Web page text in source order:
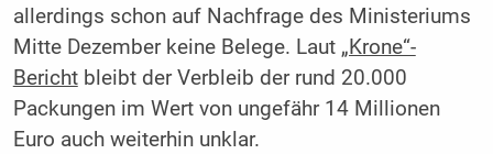
allerdings schon auf Nachfrage des Ministeriums
Mitte Dezember keine Belege. Laut „Krone“-
Berichtbleibt der Verbleib der rund 20.000
Packungen im Wert von ungefähr 14 Millionen
Euro auch weiterhin unklar.